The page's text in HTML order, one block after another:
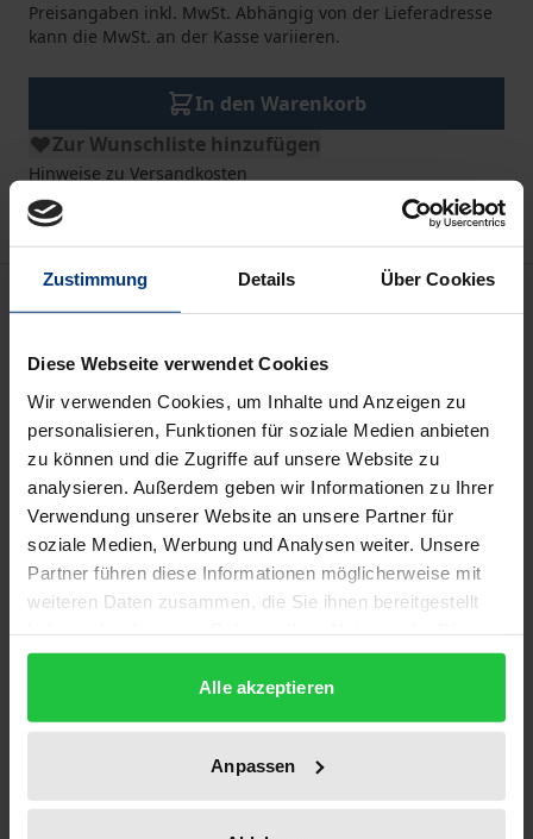
Zustimmung Details Über Cookies
Diese Webseite verwendet Cookies
Wir verwenden Cookies, um Inhalte und Anzeigen zu
personalisieren, Funktionen für soziale Medien anbieten
zu können und die Zugriffe auf unsere Website zu
analysieren. Außerdem geben wir Informationen zu Ihrer
Verwendung unserer Website an unsere Partner für
soziale Medien, Werbung und Analysen weiter. Unsere
Partner führen diese Informationen möglicherweise mit
weiteren Daten zusammen, die Sie ihnen bereitgestellt
gesammelt haben.
Alle akzeptieren
Anpassen
Preisangaben inkl. MwSt. Abhängig von der Lieferadresse
kann die MwSt. an der Kasse variieren.
In den Warenkorb
Zur Wunschliste hinzufügen
Hinweise zu Versandkosten
Beschreibung
Der Iran droht mit dem Bau von Atomwaffen, der
Irak kommt nicht zur Ruhe. Der Palästina-Konflikt
bleibt ein Dauerbrenner. Und eine stabile
Entwicklung der ehemaligen Sowjetrepubliken am
Schwarzen Meer ist keineswegs garantiert. Im
Südosten der Europäischen Union sind
Dauerkonflikte programmiert. Könnte Europa mit
der Türkei als Mitgliedsland seine
Kurdenkonflikt avancieren? Fragen, die viel zu selten
bedacht werden, wenn ein EU-Beitritt der Türkei
diskutiert wird. Die wirtschaftliche Verflechtung
alleine erfordert aus EU-Sicht keine über die
Zollunion hinausgehende Verbindung. Johanna